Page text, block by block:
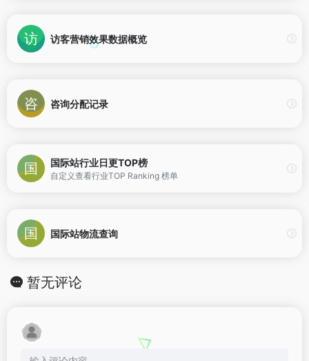
访客营销效果数据概览
咨询分配记录
国际站行业日更TOP榜
自定义查看行业TOP Ranking 榜单
国际站物流查询
暂无评论